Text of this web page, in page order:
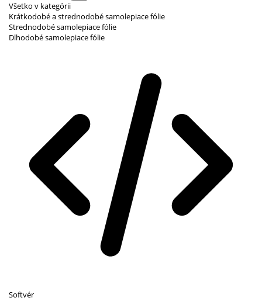
Všetko v kategórii
Krátkodobé a strednodobé samolepiace fólie
Strednodobé samolepiace fólie
Dlhodobé samolepiace fólie
Softvér